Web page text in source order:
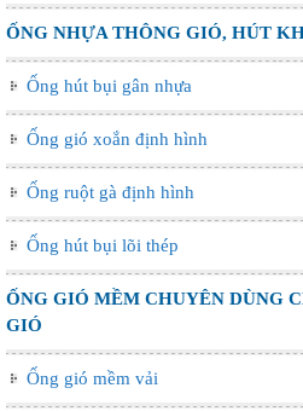
ỐNG NHỰA THÔNG GIÓ, HÚT
Ống hút bụi gân nhựa
Ống gió xoắn định hình
Ống ruột gà định hình
Ống hút bụi lõi thép
ỐNG GIÓ MỀM CHUYÊN DÙNG
GIÓ
Ống gió mềm vải